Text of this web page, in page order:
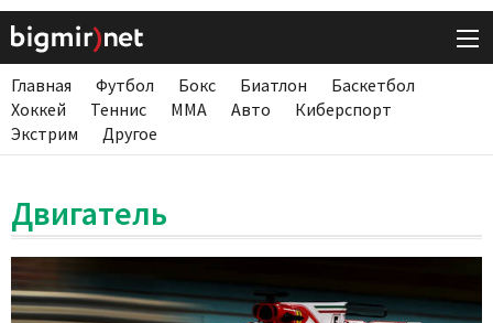
Главная Футбол Бокс Биатлон
Баскетбол
Хоккей
Теннис ММА Авто
Киберспорт
Экстрим
Другое
Двигатель